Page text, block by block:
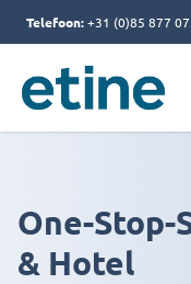
Telefoon:+31 (0)85 877
One-Stop-
& Hotel